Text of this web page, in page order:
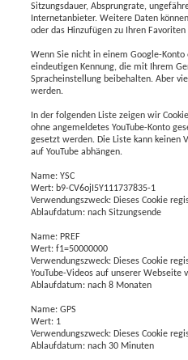
Sitzungsdauer, Absprungrate,
Internetanbieter. Weitere Daten
oder das Hinzufügen zu Ihren Favoriten
Wenn Sie nicht in einem Google-
eindeutigen Kennung, die mit Ihrem
Spracheinstellung beibehalten. Aber
werden.
In der folgenden Liste zeigen wir
ohne angemeldetes YouTube-Konto
gesetzt werden. Die Liste kann keinen
auf YouTube abhängen.
Name: YSC
Wert: b9-CV6ojI5Y111737835-1
Verwendungszweck: Dieses Cookie
Ablaufdatum: nach Sitzungsende
Name: PREF
Wert: f1=50000000
Verwendungszweck: Dieses Cookie
YouTube-Videos auf unserer Webseite
Ablaufdatum: nach 8 Monaten
Name: GPS
Wert: 1
Verwendungszweck: Dieses Cookie
Ablaufdatum: nach 30 Minuten